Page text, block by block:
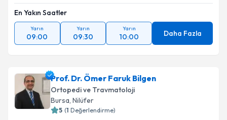
En Yakın Saatler
Yarın
09:00
Yarın
09:30
Yarın
10:00 Daha Fazla
Prof. Dr. Ömer Faruk Bilgen
Ortopedi ve Travmatoloji
Bursa, Nilüfer
5 (1 Değerlendirme)